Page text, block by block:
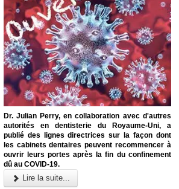
Dr. Julian Perry, en collaboration avec d'autres
autorités en dentisterie du Royaume-Uni, a
publié des lignes directrices sur la façon dont
les cabinets dentaires peuvent recommencer à
ouvrir leurs portes après la fin du confinement
dû au COVID-19.
Lire la suite...